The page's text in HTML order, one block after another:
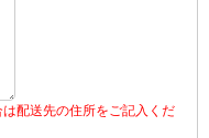
は配送先の住所をご記入くだ